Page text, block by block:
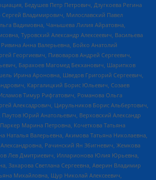
Бедушев Петр Петрович, Дзугкоева Регина
Владимирович, Милославский Павел
Вадимовна, Чанышева Лилия Айратовна,
Туровский Александр Алексеевич, Васильева
Ривина Анна Валерьевна, Бойко Анатолий
Георгиевич, Пивоваров Андрей Сергеевич,
Барахоев Магомед Бекханович, Шарипков
Ирина Ароновна, Шведов Григорий Сергеевич,
Каргалицкий Борис Юльевич, Созаев
Тимур Рифгатович, Романова Ольга
Алексадрович, Цирульников Борис Альбертович,
Паутов Юрий Анатольевич, Верховский Александр
Марина Петровна, Кочеткова Татьяна
Наталья Валерьевна, Акимова Татьяна Николаевна,
Александровна, Рачинский Ян Збигневич, Жемкова
Лев Дмитриевич, Илларионова Юлия Юрьевна,
Захарова Светлана Сергеевна, Аверин Владимир
Михайловна, Щур Николай Алексеевич,